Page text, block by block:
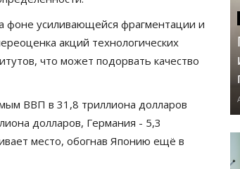
фоне усиливающейся фрагментации и
акций технологических
что может подорвать качество
ВВП в 31,8 триллиона долларов
долларов, Германия - 5,3
место, обогнав Японию ещё в